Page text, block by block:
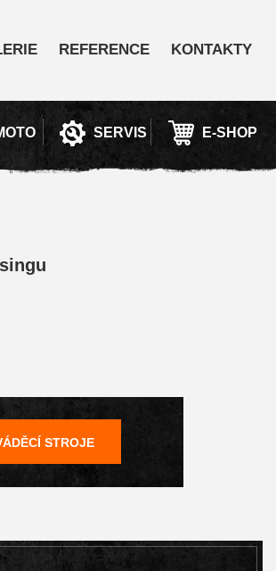
REFERENCE KONTAKTY
SERVIS E-SHOP
STROJE